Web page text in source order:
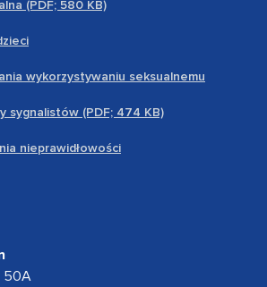
(PDF; 580 KB)
wykorzystywaniu seksualnemu
sygnalistów (PDF; 474 KB)
nieprawidłowości
50A